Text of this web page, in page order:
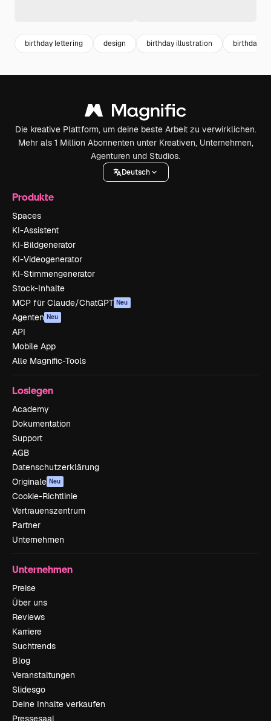
birthday lettering design birthday illustration birthday
Die kreative Plattform, um deine beste Arbeit zu verwirklichen.
Mehr als 1 Million Abonnenten unter Kreativen, Unternehmen,
Agenturen und Studios.
Deutsch
Produkte
Spaces
KI-Assistent
KI-Bildgenerator
KI-Videogenerator
KI-Stimmengenerator
Stock-Inhalte
MCP für Claude/ChatGPT Neu
Agenten Neu
API
Mobile App
Alle Magnific-Tools
Loslegen
Academy
Dokumentation
Support
AGB
Datenschutzerklärung
Originale Neu
Cookie-Richtlinie
Vertrauenszentrum
Partner
Unternehmen
Unternehmen
Preise
Über uns
Reviews
Karriere
Suchtrends
Blog
Veranstaltungen
Slidesgo
Deine Inhalte verkaufen
Pressesaal